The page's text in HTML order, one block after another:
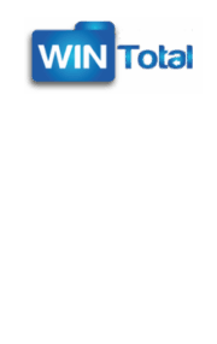
Inhalt
springen